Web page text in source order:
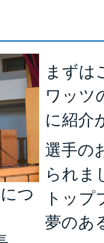
つ
まずは
ワッツ
に紹介
選手の
られま
トッ
夢のあ